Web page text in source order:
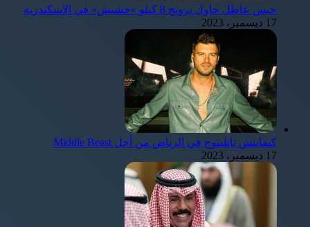
حبس عاطل حاول ترويج 8 كيلو «حشيش» في الإسكندرية
17 ديسمبر، 2023
كيفانتش تاتليتوج في الرياض من أجل Middle Beast
17 ديسمبر، 2023